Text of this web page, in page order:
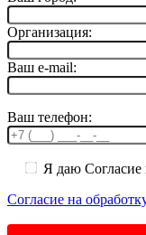
Организация:
Ваш e-mail:
Ваш телефон:
Я даю Согласие
Согласие на